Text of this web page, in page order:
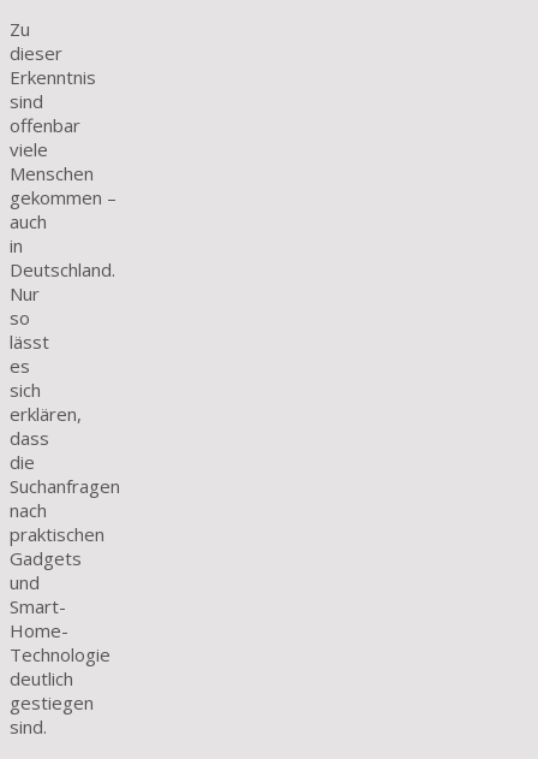
Zu
dieser
Erkenntnis
sind
offenbar
viele
Menschen
gekommen –
auch
in
Deutschland.
Nur
so
lässt
es
sich
erklären,
dass
die
Suchanfragen
nach
praktischen
Gadgets
und
Smart-
Home-
Technologie
deutlich
gestiegen
sind.